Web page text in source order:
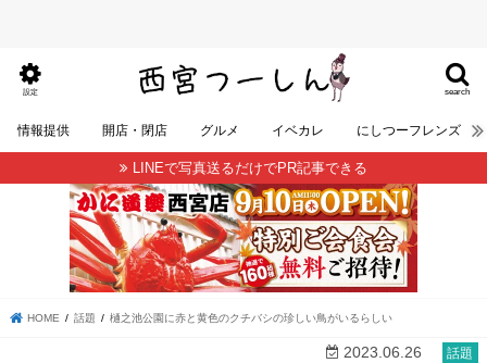
search
設定
情報提供 開店・閉店 グルメ イベカレ にしつーフレンズ
LINEで写真送るだけでPR記事できる
HOME 話題 樋之池公園に赤と黄色のクチバシの珍しい鳥がいるらしい
話題
2023.06.26